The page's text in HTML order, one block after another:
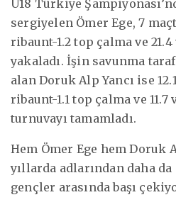
U18 Türkiye
sergiyelen Ömer Ege, 7
ribaunt-1.2 top çalma ve
yakaladı. İşin savunma
alan Doruk Alp Yancı ise
ribaunt-1.1 top çalma ve
turnuvayı tamamladı.
Hem Ömer Ege hem Doruk
yıllarda adlarından daha
gençler arasında başı